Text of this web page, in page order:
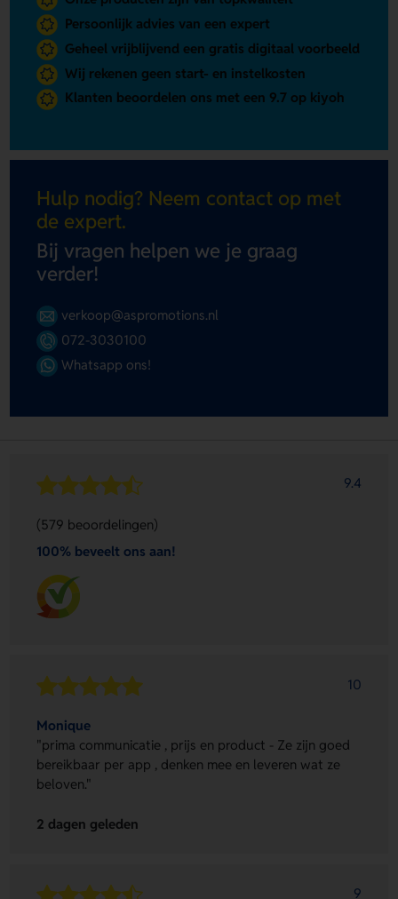
Persoonlijk advies van een expert
Geheel vrijblijvend een gratis digitaal voorbeeld
Wij rekenen geen start- en instelkosten
Klanten beoordelen ons met een 9.7 op kiyoh
Hulp nodig? Neem contact op met
de expert.
Bij vragen helpen we je graag
verder!
verkoop@aspromotions.nl
072-3030100
Whatsapp ons!
9.4
(579 beoordelingen)
100% beveelt ons aan!
10
Monique
"prima communicatie , prijs en product - Ze zijn goed
bereikbaar per app , denken mee en leveren wat ze
beloven."
2 dagen geleden
9